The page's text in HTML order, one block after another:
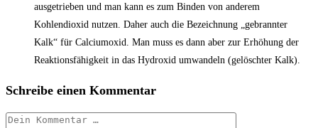
ausgetrieben und man kann es zum Binden von anderem
Kohlendioxid nutzen. Daher auch die Bezeichnung „gebrannter
Kalk“ für Calciumoxid. Man muss es dann aber zur Erhöhung der
Reaktionsfähigkeit in das Hydroxid umwandeln (gelöschter Kalk).
Schreibe einen Kommentar
Kommentar